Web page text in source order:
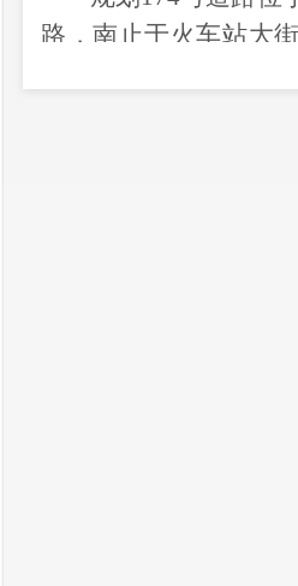
路，南止于火车站大